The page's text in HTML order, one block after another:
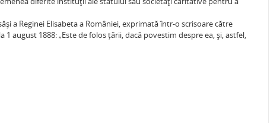
a Reginei Elisabeta a României, exprimată într-o scrisoare către
1 august 1888: „Este de folos țării, dacă povestim despre ea, şi, astfel,